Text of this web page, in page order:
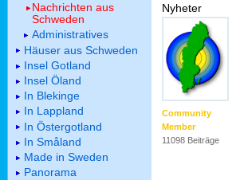
Nyheter
Community
Member
11098 Beiträge
Nachrichten aus
Schweden
Administratives
Häuser aus Schweden
Insel Gotland
Insel Öland
In Blekinge
In Lappland
In Östergotland
In Småland
Made in Sweden
Panorama